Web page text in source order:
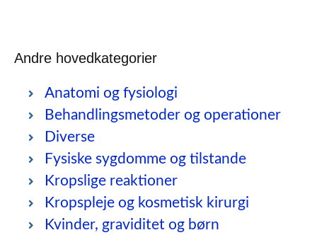
Andre hovedkategorier
Anatomi og fysiologi
Behandlingsmetoder og operationer
Diverse
Fysiske sygdomme og tilstande
Kropslige reaktioner
Kropspleje og kosmetisk kirurgi
Kvinder, graviditet og børn